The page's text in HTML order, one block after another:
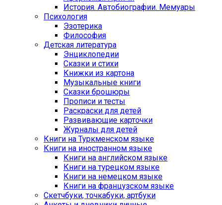
История. Автобиографии. Мемуары
Психология
Эзотерика
Философия
Детская литература
Энциклопедии
Сказки и стихи
Книжки из картона
Музыкальные книги
Сказки брошюры
Прописи и тесты
Раскраски для детей
Развивающие карточки
Журналы для детей
Книги на Туркменском языке
Книги на иностранном языке
Книги на английском языке
Книги на турецком языке
Книги на немецком языке
Книги на французском языке
Cкетчбуки, точкабуки, артбуки